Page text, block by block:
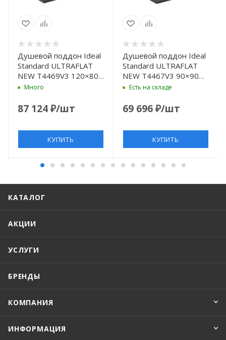
Душевой поддон Ideal
Standard ULTRAFLAT
NEW T4469V3 120×80
смМного
87 124₽/шт
КУПИТЬ
Душевой поддон Ideal
Standard ULTRAFLAT
NEW T4467V3 90×90
смЕсть на складе
69 696₽/шт
КУПИТЬ
КАТАЛОГ
АКЦИИ
УСЛУГИ
БРЕНДЫ
КОМПАНИЯ
ИНФОРМАЦИЯ